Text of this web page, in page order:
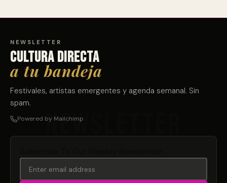
NEWSLETTER
Cultura directa
a tu bandeja
Festivales, artistas emergentes y agenda semanal. Sin
spam.
Powered by Mailchimp